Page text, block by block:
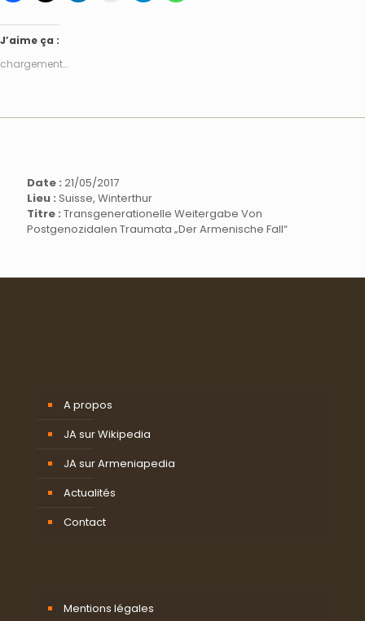
J’aime ça :
chargement…
Date : 21/05/2017
Lieu : Suisse, Winterthur
Titre : Transgenerationelle Weitergabe Von
Postgenozidalen Traumata „Der Armenische Fall“
A propos
JA sur Wikipedia
JA sur Armeniapedia
Actualités
Contact
Mentions légales